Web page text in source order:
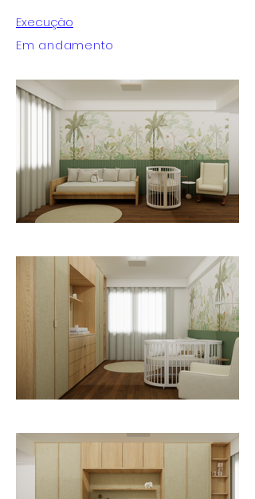
Execução
Em andamento